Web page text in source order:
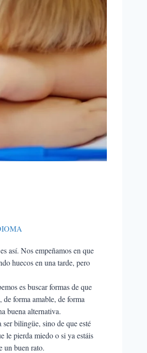
así. Nos empeñamos en que
huecos en una tarde, pero
es buscar formas de que
de forma amable, de forma
buena alternativa.
bilingüe, sino de que esté
le pierda miedo o si ya estáis
un buen rato.